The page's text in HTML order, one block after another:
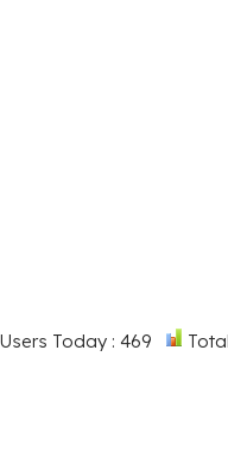
Users Today : 469